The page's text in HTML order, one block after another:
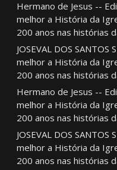
Hermano de Jesus --
melhor a História da
200 anos nas histórias
JOSEVAL DOS SANTOS
melhor a História da
200 anos nas histórias
Hermano de Jesus --
melhor a História da
200 anos nas histórias
JOSEVAL DOS SANTOS
melhor a História da
200 anos nas histórias